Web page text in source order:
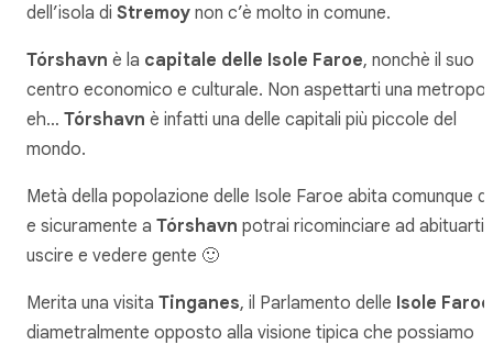
dell’isola di Stremoy non c’è molto in comune.
Tórshavn è la capitale delle Isole Faroe, nonchè il suo
centro economico e culturale. Non aspettarti una metropoli
eh… Tórshavn è infatti una delle capitali più piccole del
mondo.
Metà della popolazione delle Isole Faroe abita comunque
e sicuramente a Tórshavn potrai ricominciare ad abituarti
uscire e vedere gente 🙂
Merita una visita Tinganes, il Parlamento delle Isole Faroe
diametralmente opposto alla visione tipica che possiamo